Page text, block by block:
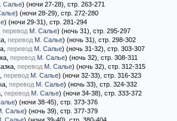
Салье) (ночи 27-28), стр. 263-271
) (ночи 28-29), стр. 272-280
) (ночи 29-31), стр. 281-294
перевод М. Салье) (ночь 31), стр. 295-297
перевод М. Салье) (ночь 31), стр. 298-302
перевод М. Салье) (ночь 31-32), стр. 303-307
перевод М. Салье) (ночь 32), стр. 308-311
перевод М. Салье) (ночь 32), стр. 312-315
перевод М. Салье) (ночи 32-33), стр. 316-323
перевод М. Салье) (ночь 33), стр. 324-332
перевод М. Салье) (ночи 34-38), стр. 333-372
) (ночи 38-45), стр. 373-376
Салье) (ночь 39), стр. 377-379